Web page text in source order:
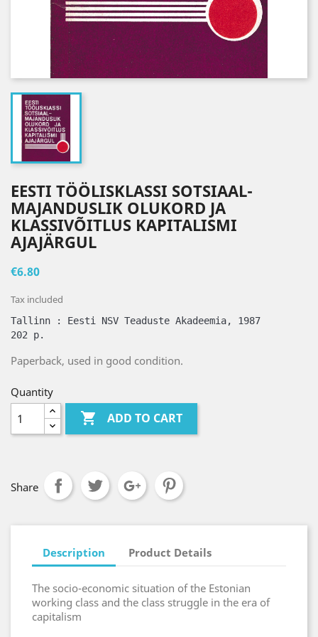
EESTI TÖÖLISKLASSI SOTSIAAL-
MAJANDUSLIK OLUKORD JA
KLASSIVÕITLUS KAPITALISMI
AJAJÄRGUL
€6.80
Tax included
Tallinn : Eesti NSV Teaduste Akadeemia, 1987
202 p.
Paperback, used in good condition.
Quantity
 ADD TO CART
Share
Description Product Details
The socio-economic situation of the Estonian
working class and the class struggle in the era of
capitalism